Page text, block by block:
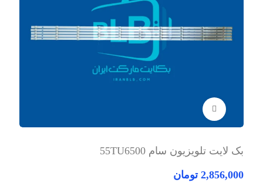
بک لایت تلویزیون سام 55TU6500
2,856,000 تومان